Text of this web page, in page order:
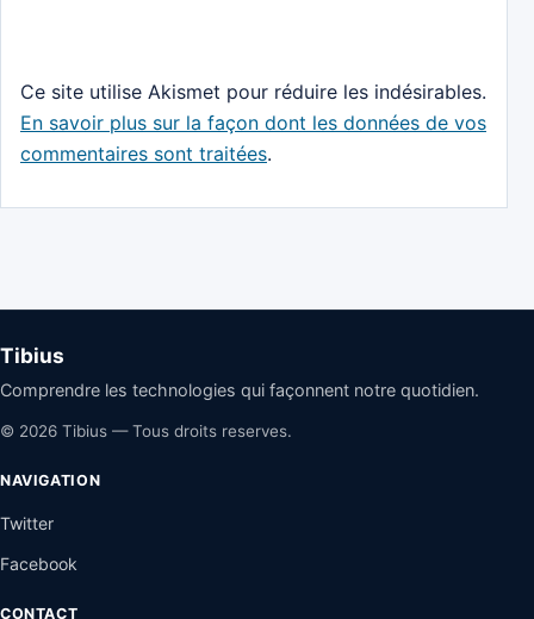
Ce site utilise Akismet pour réduire les indésirables.
En savoir plus sur la façon dont les données de vos
commentaires sont traitées.
Tibius
Comprendre les technologies qui façonnent notre quotidien.
© 2026 Tibius — Tous droits reserves.
NAVIGATION
Twitter
Facebook
CONTACT